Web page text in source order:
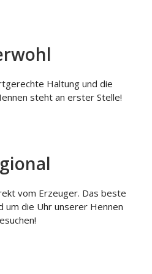
Haltung und die
steht an erster Stelle!
vom Erzeuger. Das beste
um die Uhr unserer Hennen